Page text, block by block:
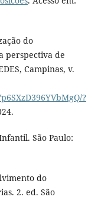
do
perspectiva de
Campinas, v.
?
São Paulo:
do
2. ed. São